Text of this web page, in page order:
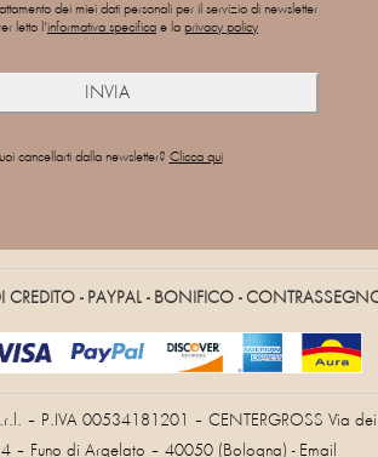
dei miei dati personali per il servizio di newsletter
letto l'informativa specifica e la privacy policy
cancellarti dalla newsletter? Clicca qui
CREDITO - PAYPAL - BONIFICO -
– P.IVA 00534181201 – CENTERGROSS Via dei
– Funo di Argelato – 40050 (Bologna) - Email